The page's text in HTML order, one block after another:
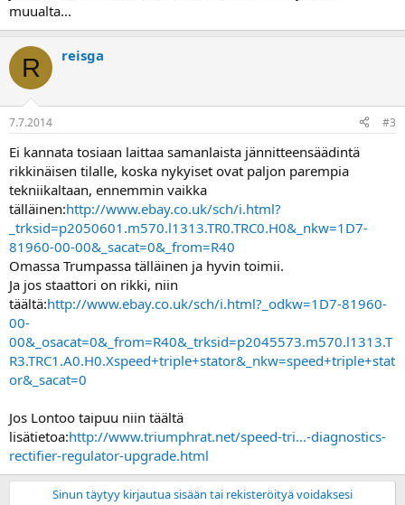
muualta...
R reisga
7.7.2014 #3
Ei kannata tosiaan laittaa samanlaista jännitteensäädintä
rikkinäisen tilalle, koska nykyiset ovat paljon parempia
tekniikaltaan, ennemmin vaikka
tälläinen:http://www.ebay.co.uk/sch/i.html?
_trksid=p2050601.m570.l1313.TR0.TRC0.H0&_nkw=1D7-
81960-00-00&_sacat=0&_from=R40
Omassa Trumpassa tälläinen ja hyvin toimii.
Ja jos staattori on rikki, niin
täältä:http://www.ebay.co.uk/sch/i.html?_odkw=1D7-81960-
00-
00&_osacat=0&_from=R40&_trksid=p2045573.m570.l1313.T
R3.TRC1.A0.H0.Xspeed+triple+stator&_nkw=speed+triple+stat
or&_sacat=0
Jos Lontoo taipuu niin täältä
lisätietoa:http://www.triumphrat.net/speed-tri...-diagnostics-
rectifier-regulator-upgrade.html
Sinun täytyy kirjautua sisään tai rekisteröityä voidaksesi